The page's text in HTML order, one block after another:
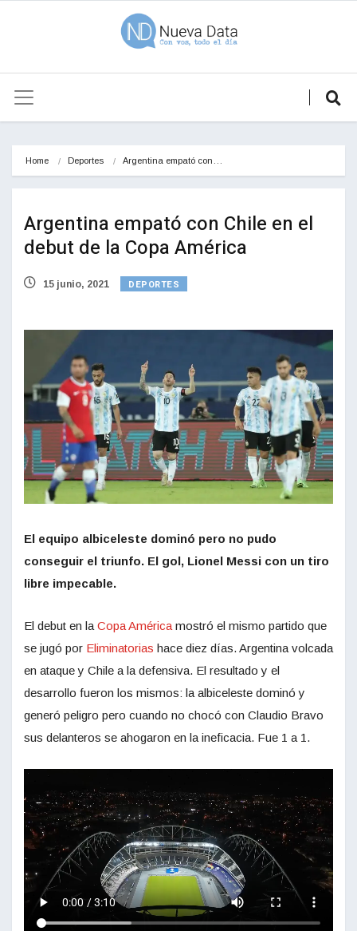
Home Deportes Argentina empató con…
Argentina empató con Chile en el
debut de la Copa América
15 junio, 2021 DEPORTES
El equipo albiceleste dominó pero no pudo
conseguir el triunfo. El gol, Lionel Messi con un tiro
libre impecable.
El debut en la Copa América mostró el mismo partido que
se jugó por Eliminatorias hace diez días. Argentina volcada
en ataque y Chile a la defensiva. El resultado y el
desarrollo fueron los mismos: la albiceleste dominó y
generó peligro pero cuando no chocó con Claudio Bravo
sus delanteros se ahogaron en la ineficacia. Fue 1 a 1.